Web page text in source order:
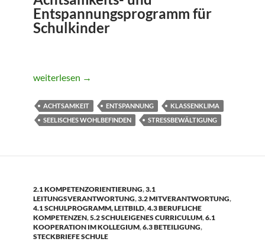
Entspannungsprogramm für
Schulkinder
KOAG- KörperOrientierte Achtsamkeit in der Schule
weiterlesen →
ACHTSAMKEIT ENTSPANNUNG
KLASSENKLIMA
SEELISCHES WOHLBEFINDEN
STRESSBEWÄLTIGUNG
2.1 KOMPETENZORIENTIERUNG,3.1
LEITUNGSVERANTWORTUNG,3.2 MITVERANTWORTUNG,
4.1 SCHULPROGRAMM, LEITBILD,4.3 BERUFLICHE
KOMPETENZEN,5.2 SCHULEIGENES CURRICULUM,6.1
KOOPERATION IM KOLLEGIUM,6.3 BETEILIGUNG,
STECKBRIEFE SCHULE